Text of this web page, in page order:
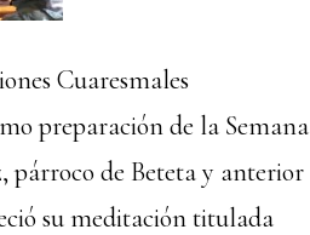
Cuaresmales
preparación de la Semana
párroco de Beteta y anterior
su meditación titulada